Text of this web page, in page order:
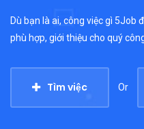
Dù bạn là ai, công việc gì 5Job
phù hợp, giới thiệu cho quý
Tìm việc Or